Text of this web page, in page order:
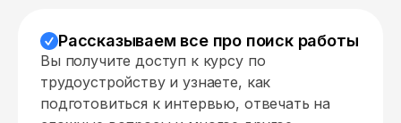
Рассказываем все про поиск работы
Вы получите доступ к курсу по
трудоустройству и узнаете, как
подготовиться к интервью, отвечать на